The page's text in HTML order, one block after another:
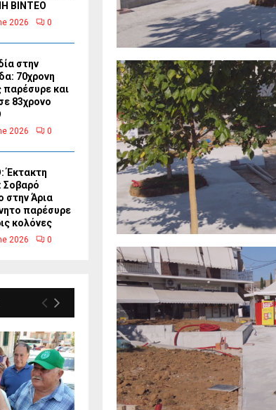
ΒΙΝΤΕΟ
2026 0
στην
70χρονη
παρέσυρε και
83χρονο
2026 0
Έκτακτη
Σοβαρό
στην Άρια
παρέσυρε
κολόνες
2026 0